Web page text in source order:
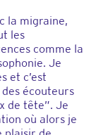
la migraine,
les
comme la
Je
et c’est
des écouteurs
de tête”. Je
où alors je